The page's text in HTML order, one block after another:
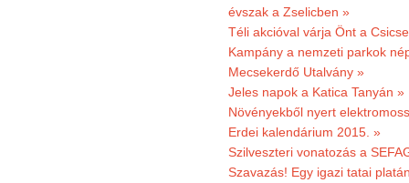
évszak a Zselicben »
Téli akcióval várja Önt a
Kampány a nemzeti parkok
Mecsekerdő Utalvány »
Jeles napok a Katica Tanyán »
Növényekből nyert
Erdei kalendárium 2015. »
Szilveszteri vonatozás a
Szavazás! Egy igazi tatai